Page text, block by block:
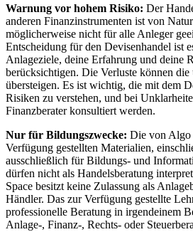
Warnung vor hohem Risiko: Der
anderen Finanzinstrumenten ist von
möglicherweise nicht für alle Anleger
Entscheidung für den Devisenhandel ist
Anlageziele, deine Erfahrung und deine
berücksichtigen. Die Verluste können
übersteigen. Es ist wichtig, die mit dem
Risiken zu verstehen, und bei
Finanzberater konsultiert werden.
Nur für Bildungszwecke: Die von Algo
Verfügung gestellten Materialien,
ausschließlich für Bildungs- und
dürfen nicht als Handelsberatung
Space besitzt keine Zulassung als
Händler. Das zur Verfügung gestellte
professionelle Beratung in irgendeinem
Anlage-, Finanz-, Rechts- oder